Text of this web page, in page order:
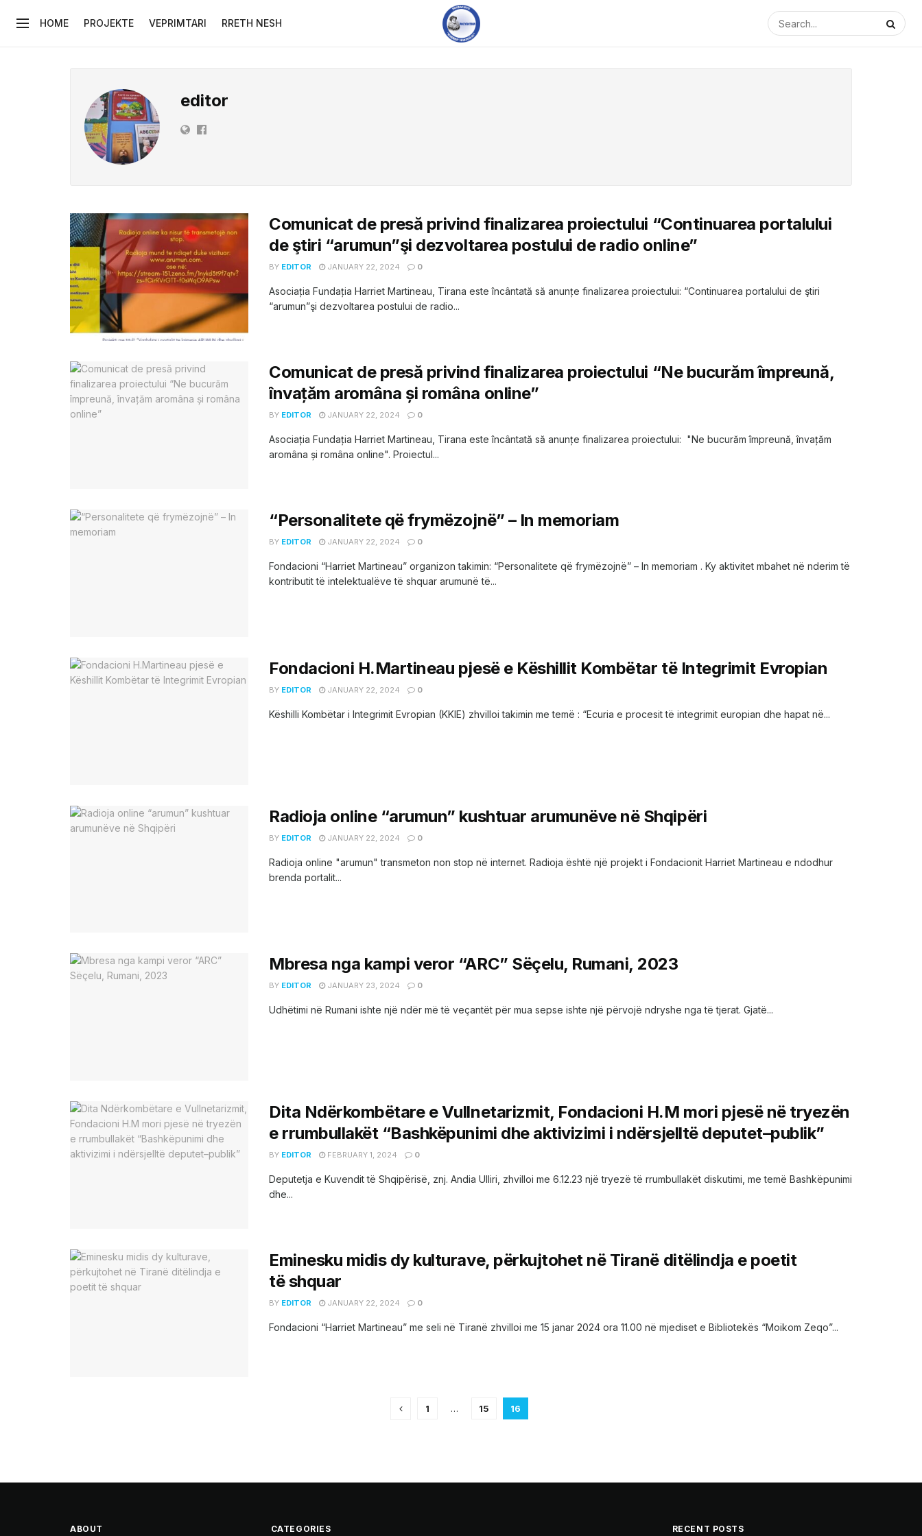
HOME PROJEKTE VEPRIMTARI RRETH NESH
editor
Comunicat de presă privind finalizarea proiectului “Continuarea portalului
de ştiri “arumun”şi dezvoltarea postului de radio online”
BY EDITOR JANUARY 22, 2024 0
Asociația Fundația Harriet Martineau, Tirana este încântată să anunțe finalizarea proiectului: “Continuarea portalului de ştiri
“arumun”şi dezvoltarea postului de radio...
Comunicat de presă privind finalizarea proiectului “Ne bucurăm împreună,
învațăm aromâna și româna online”
BY EDITOR JANUARY 22, 2024 0
Asociația Fundația Harriet Martineau, Tirana este încântată să anunțe finalizarea proiectului: "Ne bucurăm împreună, învațăm
aromâna și româna online". Proiectul...
“Personalitete që frymëzojnë” – In memoriam
BY EDITOR JANUARY 22, 2024 0
Fondacioni “Harriet Martineau” organizon takimin: “Personalitete që frymëzojnë” – In memoriam . Ky aktivitet mbahet në nderim të
kontributit të intelektualëve të shquar arumunë të...
Fondacioni H.Martineau pjesë e Këshillit Kombëtar të Integrimit Evropian
BY EDITOR JANUARY 22, 2024 0
Këshilli Kombëtar i Integrimit Evropian (KKIE) zhvilloi takimin me temë : “Ecuria e procesit të integrimit europian dhe hapat në...
Radioja online “arumun” kushtuar arumunëve në Shqipëri
BY EDITOR JANUARY 22, 2024 0
Radioja online "arumun" transmeton non stop në internet. Radioja është një projekt i Fondacionit Harriet Martineau e ndodhur
brenda portalit...
Mbresa nga kampi veror “ARC” Sëçelu, Rumani, 2023
BY EDITOR JANUARY 23, 2024 0
Udhëtimi në Rumani ishte një ndër më të veçantët për mua sepse ishte një përvojë ndryshe nga të tjerat. Gjatë...
Dita Ndërkombëtare e Vullnetarizmit, Fondacioni H.M mori pjesë në tryezën
e rrumbullakët “Bashkëpunimi dhe aktivizimi i ndërsjelltë deputet–publik”
BY EDITOR FEBRUARY 1, 2024 0
Deputetja e Kuvendit të Shqipërisë, znj. Andia Ulliri, zhvilloi me 6.12.23 një tryezë të rrumbullakët diskutimi, me temë Bashkëpunimi
dhe...
Eminesku midis dy kulturave, përkujtohet në Tiranë ditëlindja e poetit
të shquar
BY EDITOR JANUARY 22, 2024 0
Fondacioni “Harriet Martineau” me seli në Tiranë zhvilloi me 15 janar 2024 ora 11.00 në mjediset e Bibliotekës “Moikom Zeqo”...
1 … 15 16
ABOUT CATEGORIES RECENT POSTS